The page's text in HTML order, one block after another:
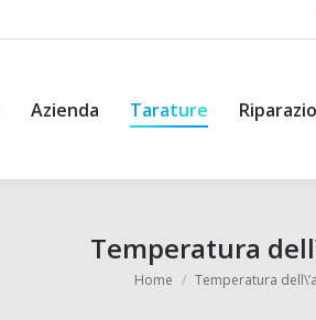
Azienda Tarature
Temperatura
Tu sei qui:
Home Temperatura